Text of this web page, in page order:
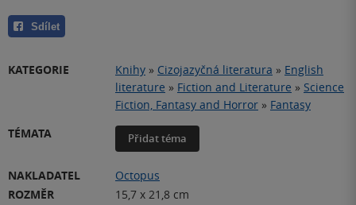
Sdílet
KATEGORIE Knihy » Cizojazyčná literatura » English
literature » Fiction and Literature » Science
Fiction, Fantasy and Horror » Fantasy
TÉMATA
Přidat téma
NAKLADATEL
Octopus
ROZMĚR
15,7 x 21,8 cm